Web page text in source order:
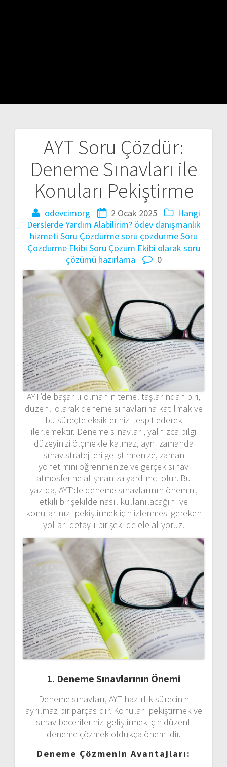
AYT Soru Çözdür:
Deneme Sınavları ile
Konuları Pekiştirme
odevcimorg 2 Ocak 2025
Hangi
Derslerde Yardım Alabilirim? ödev danışmanlık
hizmeti Soru Çözdürmesoru çözdürmeSoru
Çözdürme Ekibi Soru Çözüm Ekibi olaraksoru
çözümü hazırlama
0
AYT’de başarılı olmanın temel taşlarından biri,
düzenli olarak deneme sınavlarına katılmak ve
bu süreçte eksiklerinizi tespit ederek
ilerlemektir. Deneme sınavları, yalnızca bilgi
düzeyinizi ölçmekle kalmaz, aynı zamanda
sınav stratejileri geliştirmenize, zaman
yönetimini öğrenmenize ve gerçek sınav
atmosferine alışmanıza yardımcı olur. Bu
yazıda, AYT’de deneme sınavlarının önemini,
etkili bir şekilde nasıl kullanılacağını ve
konularınızı pekiştirmek için izlenmesi gereken
yolları detaylı bir şekilde ele alıyoruz.
1. Deneme Sınavlarının Önemi
Deneme sınavları, AYT hazırlık sürecinin
ayrılmaz bir parçasıdır. Konuları pekiştirmek ve
sınav becerilerinizi geliştirmek için düzenli
deneme çözmek oldukça önemlidir.
Deneme Çözmenin Avantajları:
Yazı
gezinmesi